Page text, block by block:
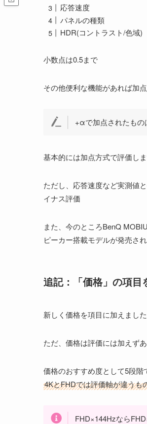
応答速度
パネルの種類
HDR(コントラスト/色域)
小数点は0.5まで
その他便利な機能があれば加
+αで加点されたもの
基本的には加点方式で評価し
ただし、応答速度など実測値
イナス評価
また、今のところBenQ
ピーカー搭載モデルが発売さ
追記：「価格」の項目
新しく価格を項目に加えました
ただ、価格は評価には加えず
価格のおすすめ度として5段
4KとFHDでは評価軸が違うも
FHD×144Hzなら